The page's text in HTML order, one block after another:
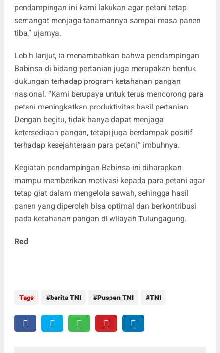
pendampingan ini kami lakukan agar petani tetap
semangat menjaga tanamannya sampai masa panen
tiba,” ujarnya.
Lebih lanjut, ia menambahkan bahwa pendampingan
Babinsa di bidang pertanian juga merupakan bentuk
dukungan terhadap program ketahanan pangan
nasional. “Kami berupaya untuk terus mendorong para
petani meningkatkan produktivitas hasil pertanian.
Dengan begitu, tidak hanya dapat menjaga
ketersediaan pangan, tetapi juga berdampak positif
terhadap kesejahteraan para petani,” imbuhnya.
Kegiatan pendampingan Babinsa ini diharapkan
mampu memberikan motivasi kepada para petani agar
tetap giat dalam mengelola sawah, sehingga hasil
panen yang diperoleh bisa optimal dan berkontribusi
pada ketahanan pangan di wilayah Tulungagung.
Red
Tags berita TNI Puspen TNI TNI